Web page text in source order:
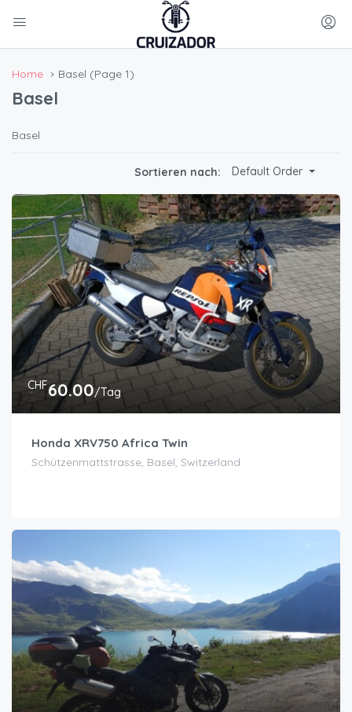
Home Basel (Page 1)
Basel
Basel
Sortieren nach: Default Order
CHF60.00/Tag
Honda XRV750 Africa Twin
Schützenmattstrasse, Basel, Switzerland